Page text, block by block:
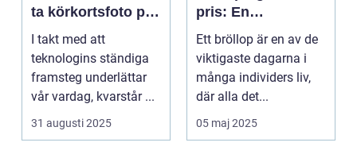
ta körkortsfoto på
Östermalm
I takt med att
teknologins ständiga
framsteg underlättar
vår vardag, kvarstår ...
31 augusti 2025
pris: En
nyckelspelare för
oförglömliga
minnen
Ett bröllop är en av de
viktigaste dagarna i
många individers liv,
där alla det...
05 maj 2025